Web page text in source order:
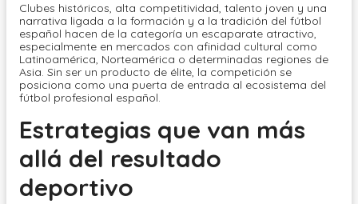
Clubes históricos, alta competitividad, talento joven y una
narrativa ligada a la formación y a la tradición del fútbol
español hacen de la categoría un escaparate atractivo,
especialmente en mercados con afinidad cultural como
Latinoamérica, Norteamérica o determinadas regiones de
Asia. Sin ser un producto de élite, la competición se
posiciona como una puerta de entrada al ecosistema del
fútbol profesional español.
Estrategias que van más
allá del resultado
deportivo